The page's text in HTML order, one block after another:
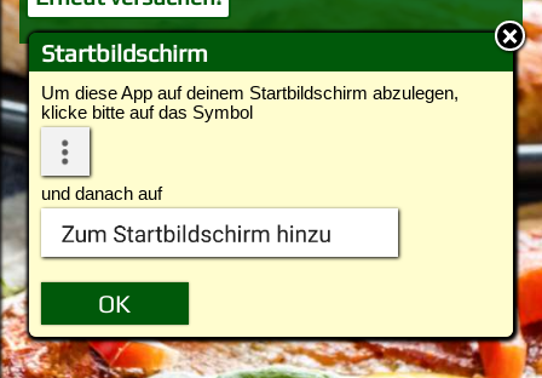
Startbildschirm
Um diese App auf deinem Startbildschirm abzulegen,
klicke bitte auf das Symbol
und danach auf